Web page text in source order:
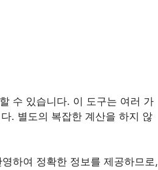
수 있습니다. 이 도구는 여러 가
. 별도의 복잡한 계산을 하지 않
하여 정확한 정보를 제공하므로,